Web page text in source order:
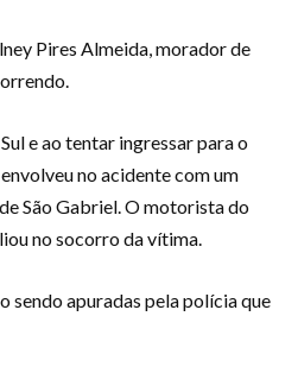
Pires Almeida, morador de
e ao tentar ingressar para o
no acidente com um
São Gabriel. O motorista do
no socorro da vítima.
sendo apuradas pela polícia que